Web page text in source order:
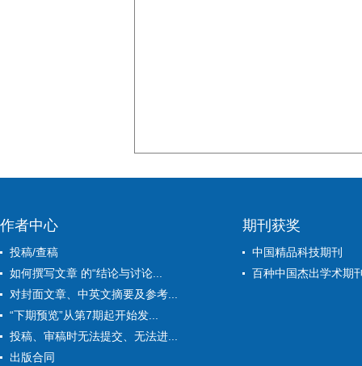
作者中心
投稿/查稿
如何撰写文章 的“结论与讨论...
对封面文章、中英文摘要及参考...
“下期预览”从第7期起开始发...
投稿、审稿时无法提交、无法进...
出版合同
期刊获奖
中国精品科技期刊
百种中国杰出学术期